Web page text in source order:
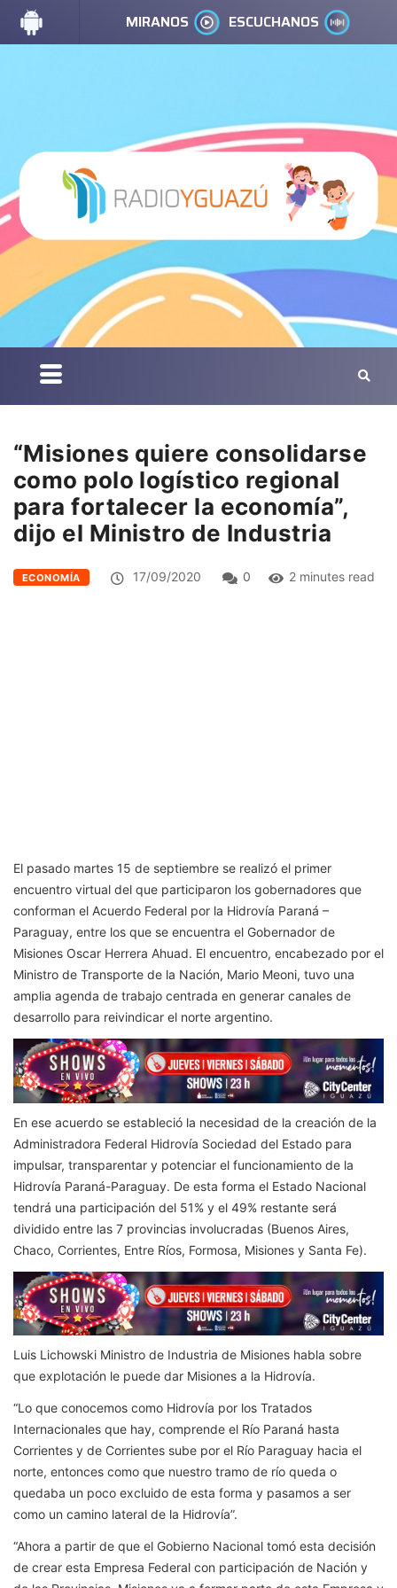
MIRANOS ESCUCHANOS
“Misiones quiere consolidarse
como polo logístico regional
para fortalecer la economía”,
dijo el Ministro de Industria
ECONOMÍA 17/09/2020 0 2 minutes read
El pasado martes 15 de septiembre se realizó el primer
encuentro virtual del que participaron los gobernadores que
conforman el Acuerdo Federal por la Hidrovía Paraná –
Paraguay, entre los que se encuentra el Gobernador de
Misiones Oscar Herrera Ahuad. El encuentro, encabezado por el
Ministro de Transporte de la Nación, Mario Meoni, tuvo una
amplia agenda de trabajo centrada en generar canales de
desarrollo para reivindicar el norte argentino.
En ese acuerdo se estableció la necesidad de la creación de la
Administradora Federal Hidrovía Sociedad del Estado para
impulsar, transparentar y potenciar el funcionamiento de la
Hidrovía Paraná-Paraguay. De esta forma el Estado Nacional
tendrá una participación del 51% y el 49% restante será
dividido entre las 7 provincias involucradas (Buenos Aires,
Chaco, Corrientes, Entre Ríos, Formosa, Misiones y Santa Fe).
Luis Lichowski Ministro de Industria de Misiones habla sobre
que explotación le puede dar Misiones a la Hidrovía.
“Lo que conocemos como Hidrovía por los Tratados
Internacionales que hay, comprende el Río Paraná hasta
Corrientes y de Corrientes sube por el Río Paraguay hacia el
norte, entonces como que nuestro tramo de río queda o
quedaba un poco excluido de esta forma y pasamos a ser
como un camino lateral de la Hidrovía”.
“Ahora a partir de que el Gobierno Nacional tomó esta decisión
de crear esta Empresa Federal con participación de Nación y